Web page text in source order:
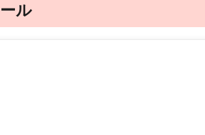
ル